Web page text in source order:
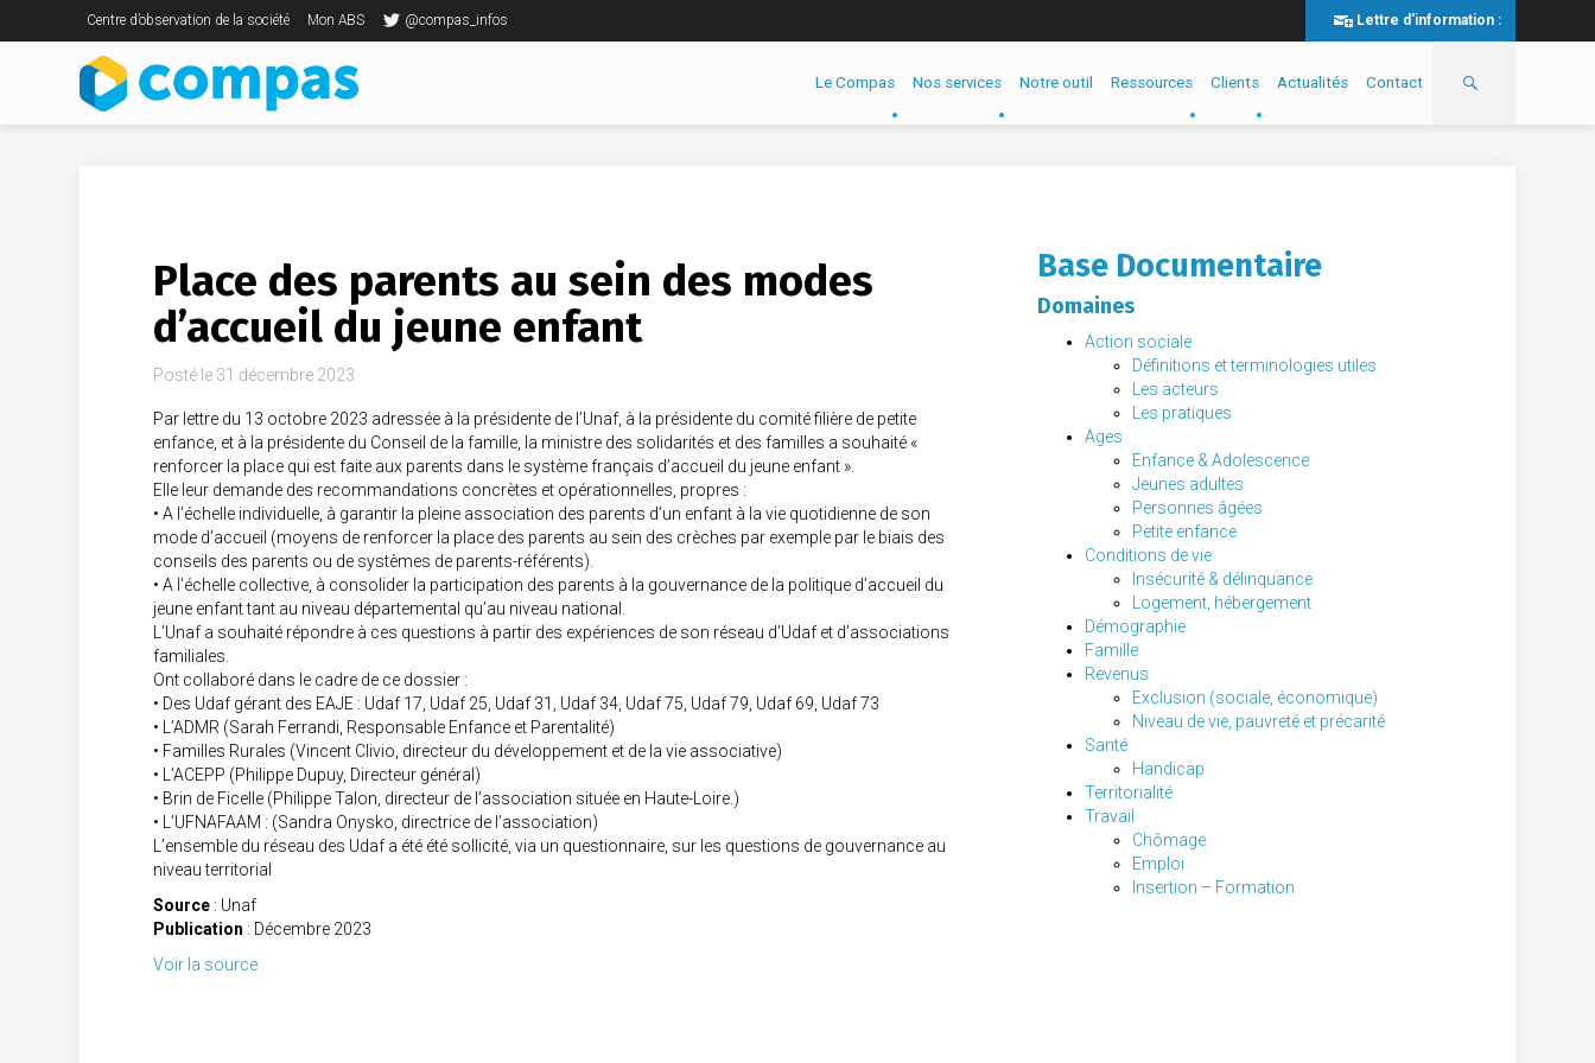
Centre d’observation de la société Mon ABS @compas_infos Lettre d'information :
Le Compas Nos services Notre outil Ressources Clients Actualités Contact
Place des parents au sein des modes
d’accueil du jeune enfant
Posté le 31 décembre 2023
Par lettre du 13 octobre 2023 adressée à la présidente de l’Unaf, à la présidente du comité filière de petite
enfance, et à la présidente du Conseil de la famille, la ministre des solidarités et des familles a souhaité «
renforcer la place qui est faite aux parents dans le système français d’accueil du jeune enfant ».
Elle leur demande des recommandations concrètes et opérationnelles, propres :
• A l’échelle individuelle, à garantir la pleine association des parents d’un enfant à la vie quotidienne de son
mode d’accueil (moyens de renforcer la place des parents au sein des crèches par exemple par le biais des
conseils des parents ou de systèmes de parents-référents).
• A l’échelle collective, à consolider la participation des parents à la gouvernance de la politique d’accueil du
jeune enfant tant au niveau départemental qu’au niveau national.
L’Unaf a souhaité répondre à ces questions à partir des expériences de son réseau d’Udaf et d’associations
familiales.
Ont collaboré dans le cadre de ce dossier :
• Des Udaf gérant des EAJE : Udaf 17, Udaf 25, Udaf 31, Udaf 34, Udaf 75, Udaf 79, Udaf 69, Udaf 73
• L’ADMR (Sarah Ferrandi, Responsable Enfance et Parentalité)
• Familles Rurales (Vincent Clivio, directeur du développement et de la vie associative)
• L’ACEPP (Philippe Dupuy, Directeur général)
• Brin de Ficelle (Philippe Talon, directeur de l’association située en Haute-Loire.)
• L’UFNAFAAM : (Sandra Onysko, directrice de l’association)
L’ensemble du réseau des Udaf a été été sollicité, via un questionnaire, sur les questions de gouvernance au
niveau territorial
Source: Unaf
Publication : Décembre 2023
Voir la source
Base Documentaire
Domaines
Action sociale
Définitions et terminologies utiles
Les acteurs
Les pratiques
Ages
Enfance & Adolescence
Jeunes adultes
Personnes âgées
Petite enfance
Conditions de vie
Insécurité & délinquance
Logement, hébergement
Démographie
Famille
Revenus
Exclusion (sociale, économique)
Niveau de vie, pauvreté et précarité
Santé
Handicap
Territorialité
Travail
Chômage
Emploi
Insertion – Formation